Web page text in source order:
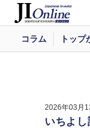
コラム トップ
2026年03月
いちよ